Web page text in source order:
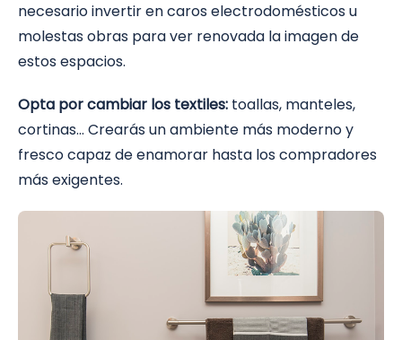
necesario invertir en caros electrodomésticos u
molestas obras para ver renovada la imagen de
estos espacios.
Opta por cambiar los textiles: toallas, manteles,
cortinas… Crearás un ambiente más moderno y
fresco capaz de enamorar hasta los compradores
más exigentes.